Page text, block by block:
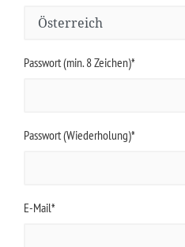
Passwort (min. 8 Zeichen)*
Passwort (Wiederholung)*
E-Mail*